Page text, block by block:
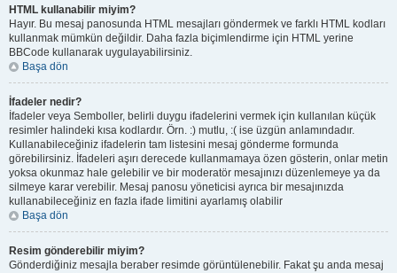
HTML kullanabilir miyim?
Hayır. Bu mesaj panosunda HTML mesajları göndermek ve farklı HTML kodları
kullanmak mümkün değildir. Daha fazla biçimlendirme için HTML yerine
BBCode kullanarak uygulayabilirsiniz.
Başa dön
İfadeler nedir?
İfadeler veya Semboller, belirli duygu ifadelerini vermek için kullanılan küçük
resimler halindeki kısa kodlardır. Örn. :) mutlu, :( ise üzgün anlamındadır.
Kullanabileceğiniz ifadelerin tam listesini mesaj gönderme formunda
görebilirsiniz. İfadeleri aşırı derecede kullanmamaya özen gösterin, onlar metin
yoksa okunmaz hale gelebilir ve bir moderatör mesajınızı düzenlemeye ya da
silmeye karar verebilir. Mesaj panosu yöneticisi ayrıca bir mesajınızda
kullanabileceğiniz en fazla ifade limitini ayarlamış olabilir
Başa dön
Resim gönderebilir miyim?
Gönderdiğiniz mesajla beraber resimde görüntülenebilir. Fakat şu anda mesaj